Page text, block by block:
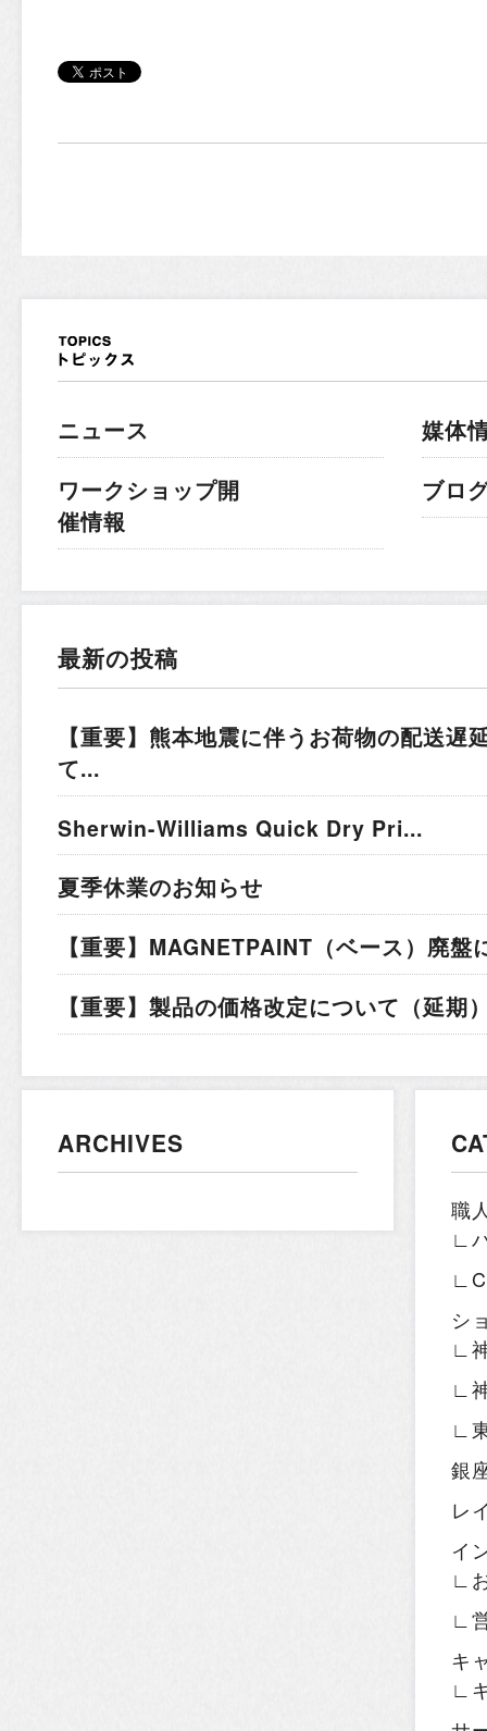
ニュース
ワークショップ開
催情報
媒体
ブロ
最新の投稿
【重要】熊本地震に伴うお荷物の配送遅
て...
Sherwin-Williams Quick Dry Pri...
夏季休業のお知らせ
【重要】MAGNETPAINT（ベース）廃
【重要】製品の価格改定について（延期
ARCHIVES
職
∟
シ
∟
∟
∟
銀
レ
イ
∟
∟
キ
∟